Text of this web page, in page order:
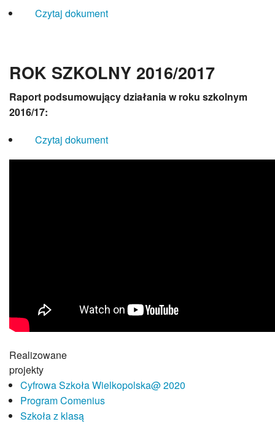
Opieka zdrowotna
Stołówka
Czytaj dokument
ROK SZKOLNY 2016/2017
Raport podsumowujący działania w roku szkolnym
2016/17:
Czytaj dokument
Realizowane
projekty
Cyfrowa Szkoła Wielkopolska@ 2020
Program Comenius
Szkoła z klasą